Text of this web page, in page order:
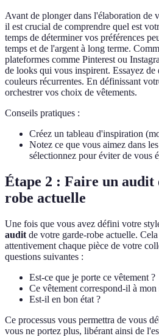
Avant de plonger dans l'élaboration de
il est crucial de comprendre quel est
temps de déterminer vos préférences
temps et de l'argent à long terme.
plateformes comme Pinterest ou
de looks qui vous inspirent. Essayez de
couleurs récurrentes. En définissant
orchestrer vos choix de vêtements.
Conseils pratiques :
Créez un tableau d'inspiration
Notez ce que vous aimez dans
sélectionnez pour éviter de vous
Étape 2 : Faire un audit
robe actuelle
Une fois que vous avez défini votre
audit de votre garde-robe actuelle.
attentivement chaque pièce de votre
questions suivantes :
Est-ce que je porte ce vêtement ?
Ce vêtement correspond-il à mon
Est-il en bon état ?
Ce processus vous permettra de vous
vous ne portez plus, libérant ainsi de